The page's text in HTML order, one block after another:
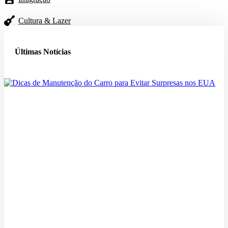
Cultura & Lazer
Últimas Notícias